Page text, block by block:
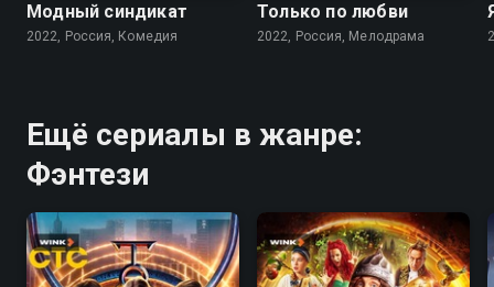
Модный синдикат
2022, Россия, Комедия
Только по любви
2022, Россия, Мелодрама
Ещё сериалы в жанре:
Фэнтези